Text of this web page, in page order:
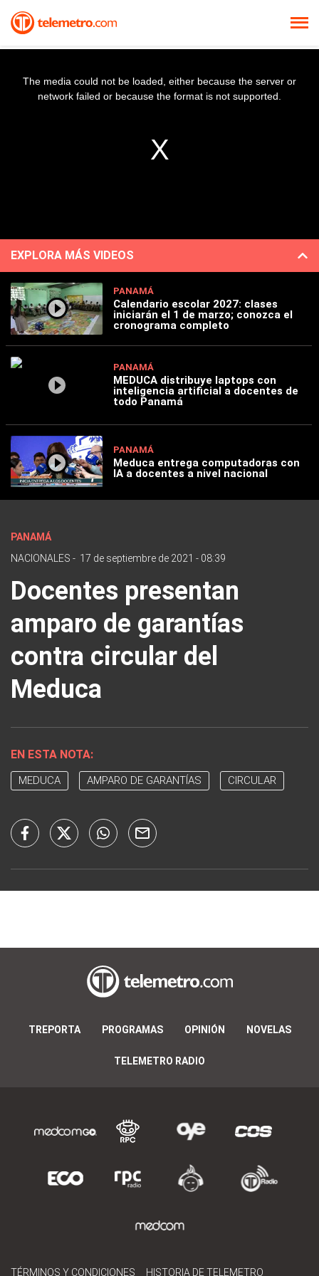
The media could not be loaded, either because the server or
network failed or because the format is not supported.
EXPLORA MÁS VIDEOS
PANAMÁ
Calendario escolar 2027: clases
iniciarán el 1 de marzo; conozca el
cronograma completo
PANAMÁ
MEDUCA distribuye laptops con
inteligencia artificial a docentes de
todo Panamá
PANAMÁ
Meduca entrega computadoras con
IA a docentes a nivel nacional
PANAMÁ
NACIONALES - 17 de septiembre de 2021 - 08:39
Docentes presentan
amparo de garantías
contra circular del
Meduca
EN ESTA NOTA:
MEDUCA AMPARO DE GARANTÍAS CIRCULAR
TREPORTA PROGRAMAS OPINIÓN NOVELAS
TELEMETRO RADIO
TÉRMINOS Y CONDICIONES HISTORIA DE TELEMETRO